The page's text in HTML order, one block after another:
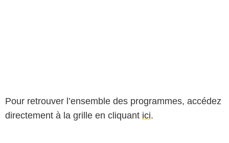
Pour retrouver l’ensemble des programmes, accédez
directement à la grille en cliquant ici.